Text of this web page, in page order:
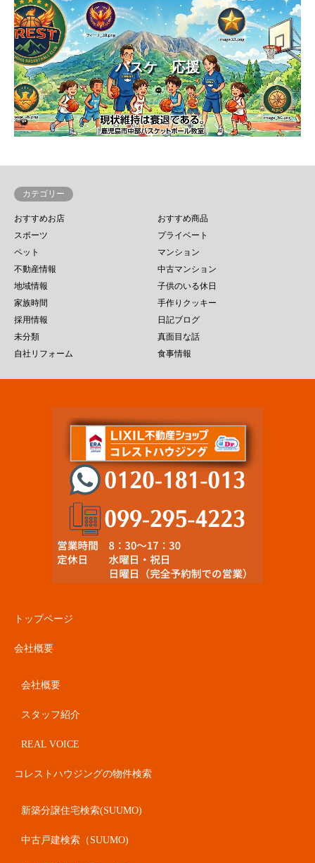
バスケ 応援
カテゴリー
おすすめお店
おすすめ商品
スポーツ
プライベート
ペット
マンション
不動産情報
中古マンション
地域情報
子供のいる休日
家族時間
手作りクッキー
採用情報
日記ブログ
未分類
真面目な話
自社リフォーム
食事情報
トップページ
会社概要
会社概要
スタッフ紹介
REAL VOICE
コレストハウジングの物件検索
新築分譲住宅検索(SUUMO)
中古戸建検索（SUUMO)